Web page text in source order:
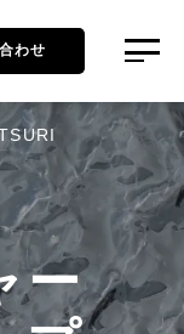
わせ
ー